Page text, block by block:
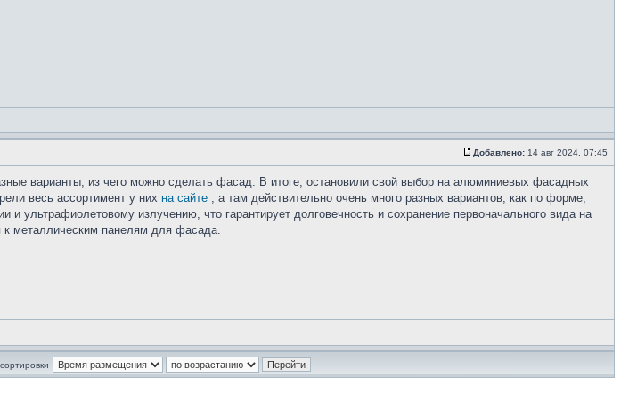
Добавлено: 14 авг 2024, 07:45
варианты, из чего можно сделать фасад. В итоге, остановили свой выбор на алюминиевых фасадных
весь ассортимент у них на сайте , а там действительно очень много разных вариантов, как по форме,
и ультрафиолетовому излучению, что гарантирует долговечность и сохранение первоначального вида на
к металлическим панелям для фасада.